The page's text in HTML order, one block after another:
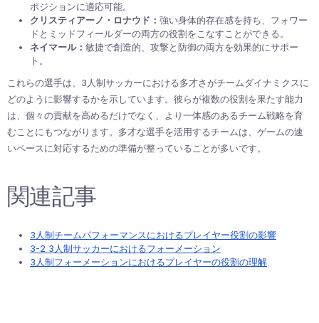
ポジションに適応可能。
クリスティアーノ・ロナウド： 強い身体的存在感を持ち、フォワー
ドとミッドフィールダーの両方の役割をこなすことができる。
ネイマール： 敏捷で創造的、攻撃と防御の両方を効果的にサポー
ト。
これらの選手は、3人制サッカーにおける多才さがチームダイナミクスに
どのように影響するかを示しています。彼らが複数の役割を果たす能力
は、個々の貢献を高めるだけでなく、より一体感のあるチーム戦略を育
むことにもつながります。多才な選手を活用するチームは、ゲームの速
いペースに対応するための準備が整っていることが多いです。
関連記事
3人制チームパフォーマンスにおけるプレイヤー役割の影響
3-2 3人制サッカーにおけるフォーメーション
3人制フォーメーションにおけるプレイヤーの役割の理解